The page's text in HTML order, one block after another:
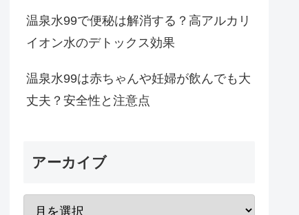
温泉水99で便秘は解消する？高アルカリ
イオン水のデトックス効果
温泉水99は赤ちゃんや妊婦が飲んでも大
丈夫？安全性と注意点
アーカイブ